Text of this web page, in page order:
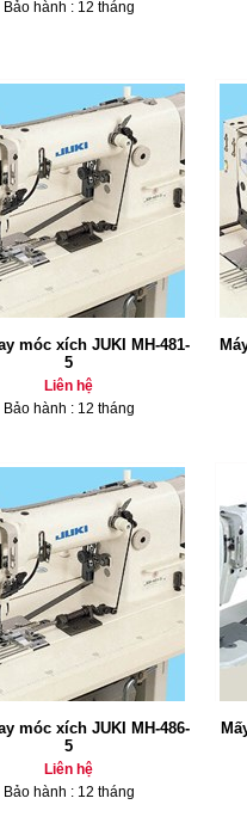
Bảo hành : 12 tháng
móc xích JUKI MH-481-
5
Liên hệ
Bảo hành : 12 tháng
móc xích JUKI MH-486-
5
Liên hệ
Bảo hành : 12 tháng